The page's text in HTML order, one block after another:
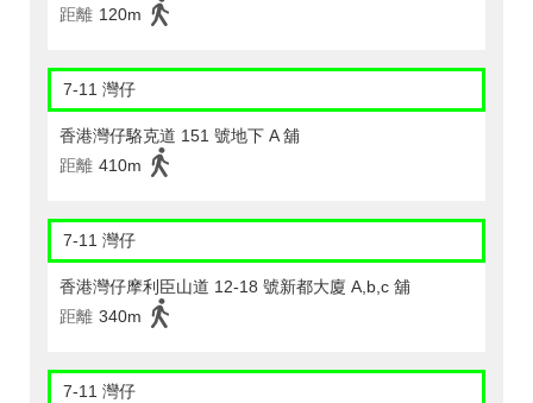
距離 120m
7-11 灣仔
香港灣仔駱克道 151 號地下 A 舖
距離 410m
7-11 灣仔
香港灣仔摩利臣山道 12-18 號新都大廈 A,b,c 舖
距離 340m
7-11 灣仔